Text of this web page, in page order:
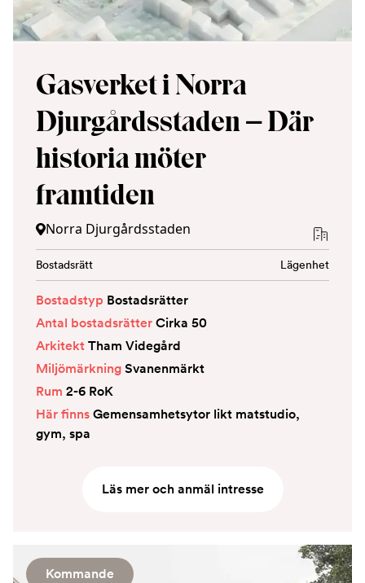
Gasverket i Norra
Djurgårdsstaden – Där
historia möter
framtiden
Norra Djurgårdsstaden
Bostadsrätt Lägenhet
Bostadstyp Bostadsrätter
Antal bostadsrätterCirka 50
ArkitektTham Videgård
MiljömärkningSvanenmärkt
Rum 2-6 RoK
Här finnsGemensamhetsytor likt matstudio,
gym, spa
Läs mer och anmäl intresse
Kommande